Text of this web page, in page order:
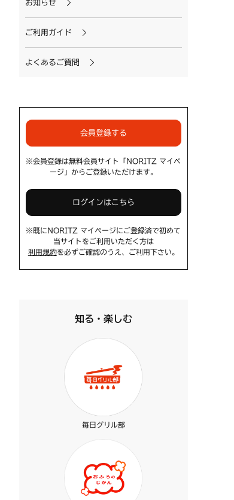
お知らせ
ご利用ガイド
よくあるご質問
会員登録する
※会員登録は無料会員サイト「NORITZ マイペ
ージ」からご登録いただけます。
ログインはこちら
※既にNORITZ マイページにご登録済で初めて
当サイトをご利用いただく方は
利用規約を必ずご確認のうえ、ご利用下さい。
知る・楽しむ
毎日グリル部